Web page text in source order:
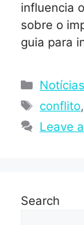
influencia
sobre o
guia para
Notícias
conflito
Leave
Search